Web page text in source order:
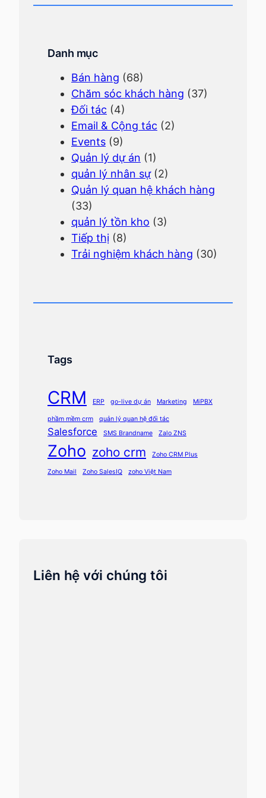
Danh mục
Bán hàng (68)
Chăm sóc khách hàng (37)
Đối tác (4)
Email & Cộng tác (2)
Events (9)
Quản lý dự án (1)
quản lý nhân sự(2)
Quản lý quan hệ khách hàng
(33)
quản lý tồn kho (3)
Tiếp thị (8)
Trải nghiệm khách hàng (30)
Tags
CRM ERP go-live dự án Marketing MiPBX
phầm mềm crm quản lý quan hệ đối tác
Salesforce SMS Brandname Zalo ZNS
Zoho zoho crm Zoho CRM Plus
Zoho Mail Zoho SalesIQ zoho Việt Nam
Liên hệ với chúng tôi